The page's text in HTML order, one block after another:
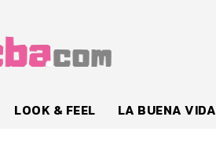
LOOK & FEEL LA BUENA VIDA